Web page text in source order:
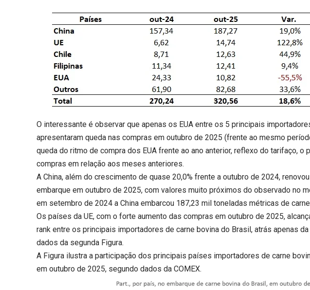
O interessante é observar que apenas os EUA entre os 5 principais
apresentaram queda nas compras em outubro de 2025 (frente ao mesmo
queda do ritmo de compra dos EUA frente ao ano anterior, reflexo do tarifaço, o
compras em relação aos meses anteriores.
A China, além do crescimento de quase 20,0% frente a outubro de 2024,
embarque em outubro de 2025, com valores muito próximos do observado no
em setembro de 2024 a China embarcou 187,23 mil toneladas métricas de
Os países da UE, com o forte aumento das compras em outubro de 2025,
rank entre os principais importadores de carne bovina do Brasil, atrás apenas
dados da segunda Figura.
A Figura ilustra a participação dos principais países importadores de carne
em outubro de 2025, segundo dados da COMEX.